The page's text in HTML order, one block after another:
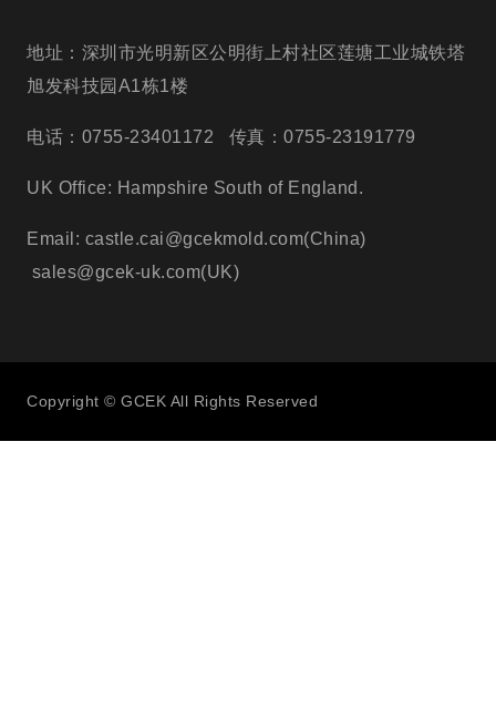
地址：深圳市光明新区公明街上村社区莲塘工业城铁塔
旭发科技园A1栋1楼
电话：0755-23401172 传真：0755-23191779
UK Office: Hampshire South of England.
Email: castle.cai@gcekmold.com(China)
sales@gcek-uk.com(UK)
Copyright © GCEK All Rights Reserved